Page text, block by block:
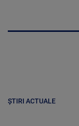
ȘTIRI ACTUALE